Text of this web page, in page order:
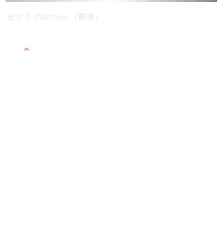
せとラグArchive（書庫）